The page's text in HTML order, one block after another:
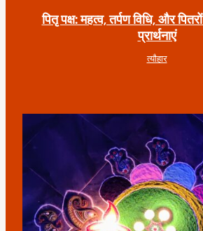
पितृ पक्ष: महत्व, तर्पण विधि, और
प्रार्थनाएं
त्यौहार